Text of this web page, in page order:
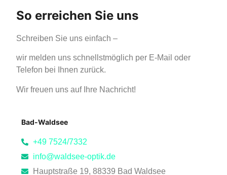
So erreichen Sie uns
Schreiben Sie uns einfach –
wir melden uns schnellstmöglich per E-Mail oder
Telefon bei Ihnen zurück.
Wir freuen uns auf Ihre Nachricht!
Bad-Waldsee
+49 7524/7332
info@waldsee-optik.de
Hauptstraße 19, 88339 Bad Waldsee